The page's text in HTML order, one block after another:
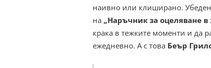
наивно или клиширано.
на „Наръчник за оцеляване в
крака в тежките моменти и да
ежедневно. А с това Беър